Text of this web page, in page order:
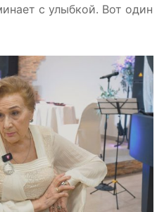
с улыбкой. Вот один